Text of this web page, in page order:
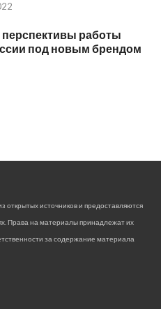
перспективы работы
под новым брендом
открытых источников и предоставляются
Права на материалы принадлежат их
за содержание материала